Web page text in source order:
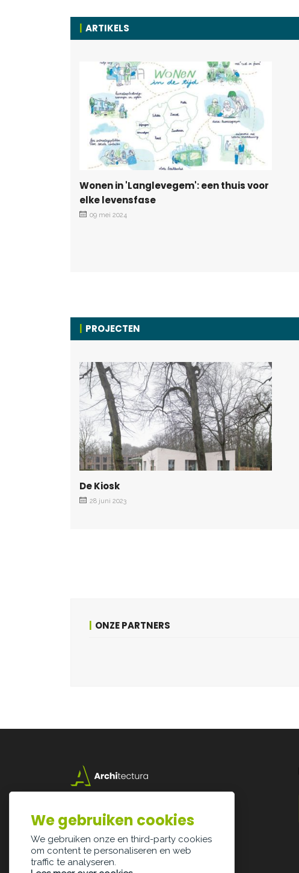
ARTIKELS
Wonen in 'Langlevegem': een thuis voor
elke levensfase
09 mei 2024
PROJECTEN
De Kiosk
28 juni 2023
ONZE PARTNERS
3500 Hasselt
info@architectura.be
We gebruiken cookies
We gebruiken onze en third-party cookies
om content te personaliseren en web
traffic te analyseren.